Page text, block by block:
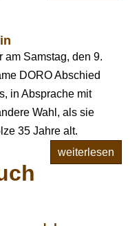
am Samstag, den 9.
DORO Abschied
in Absprache mit
Wahl, als sie
35 Jahre alt.
weiterlesen